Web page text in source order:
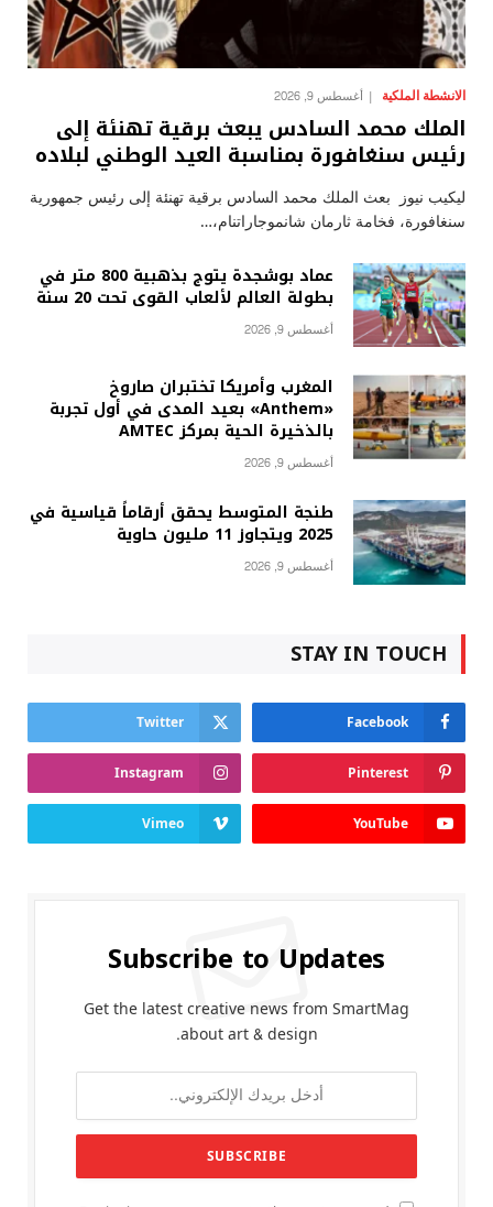
الانشطة الملكية أغسطس 9, 2026
الملك محمد السادس يبعث برقية تهنئة إلى
رئيس سنغافورة بمناسبة العيد الوطني لبلاده
ليكيب نيوز بعث الملك محمد السادس برقية تهنئة إلى رئيس جمهورية
سنغافورة، فخامة ثارمان شانموجاراتنام،…
عماد بوشجدة يتوج بذهبية 800 متر في
بطولة العالم لألعاب القوى تحت 20 سنة
أغسطس 9, 2026
المغرب وأمريكا تختبران صاروخ
«Anthem» بعيد المدى في أول تجربة
بالذخيرة الحية بمركز AMTEC
أغسطس 9, 2026
طنجة المتوسط يحقق أرقاماً قياسية في
2025 ويتجاوز 11 مليون حاوية
أغسطس 9, 2026
STAY IN TOUCH
Facebook
Twitter
Pinterest
Instagram
YouTube
Vimeo
Subscribe to Updates
Get the latest creative news from SmartMag
about art & design.